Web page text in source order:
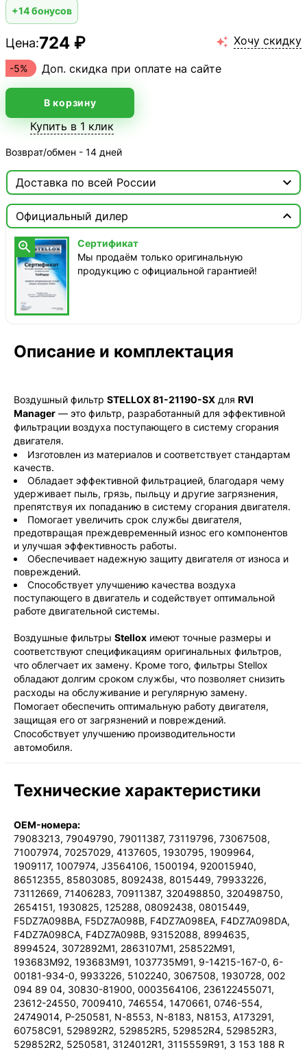
+14 бонусов
Цена:724 ₽  Хочу скидку
-5% Доп. скидка при оплате на сайте
В корзину
Купить в 1 клик
Возврат/обмен - 14 дней
Доставка по всей России 
 Москва
ТопРадар — Курьер
завтра, от 350 ₽
ТопРадар — Самовывоз
сегодня, бесплатно
наб. Бережковская, д. 20, стр. 19
Официальный дилер


Сертификат
Мы продаём только оригинальную
продукцию с официальной гарантией!
Описание и комплектация
Воздушный фильтр STELLOX 81-21190-SX для RVI
Manager — это фильтр, разработанный для эффективной
фильтрации воздуха поступающего в систему сгорания
двигателя.
Изготовлен из материалов и соответствует стандартам
качеств.
Обладает эффективной фильтрацией, благодаря чему
удерживает пыль, грязь, пыльцу и другие загрязнения,
препятствуя их попаданию в систему сгорания двигателя.
Помогает увеличить срок службы двигателя,
предотвращая преждевременный износ его компонентов
и улучшая эффективность работы.
Обеспечивает надежную защиту двигателя от износа и
повреждений.
Способствует улучшению качества воздуха
поступающего в двигатель и содействует оптимальной
работе двигательной системы.
Воздушные фильтры Stellox имеют точные размеры и
соответствуют спецификациям оригинальных фильтров,
что облегчает их замену. Кроме того, фильтры Stellox
обладают долгим сроком службы, что позволяет снизить
расходы на обслуживание и регулярную замену.
Помогает обеспечить оптимальную работу двигателя,
защищая его от загрязнений и повреждений.
Способствует улучшению производительности
автомобиля.
Технические характеристики
OEM-номера:
79083213, 79049790, 79011387, 73119796, 73067508,
71007974, 70257029, 4137605, 1930795, 1909964,
1909117, 1007974, J3564106, 1500194, 920015940,
86512355, 85803085, 8092438, 8015449, 79933226,
73112669, 71406283, 70911387, 320498850, 320498750,
2654151, 1930825, 125288, 08092438, 08015449,
F5DZ7A098BA, F5DZ7A098B, F4DZ7A098EA, F4DZ7A098DA,
F4DZ7A098CA, F4DZ7A098B, 93152088, 8994635,
8994524, 3072892M1, 2863107M1, 258522M91,
193683M92, 193683M91, 1037735M91, 9-14215-167-0, 6-
00181-934-0, 9933226, 5102240, 3067508, 1930728, 002
094 89 04, 30830-81900, 0003564106, 236122455071,
23612-24550, 7009410, 746554, 1470661, 0746-554,
24749014, P-250581, N-8553, N-8183, N8153, A173291,
60758C91, 529892R2, 529852R5, 529852R4, 529852R3,
529852R2, 5250581, 3124012R1, 3115559R91, 3 153 188 R